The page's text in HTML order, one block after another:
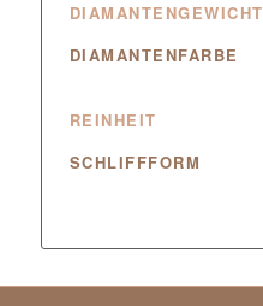
DIAMANTENGEWICHT
DIAMANTENFARBE
REINHEIT
SCHLIFFFORM